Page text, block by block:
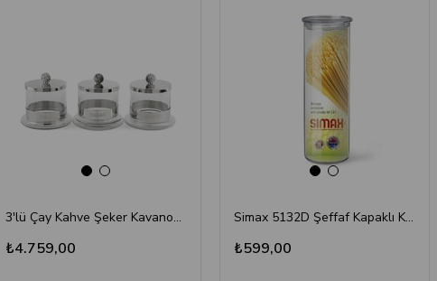
3'lü Çay Kahve Şeker Kavanoz Seti 14x14 cm - Metal Kapaklı Lüks Cam Erzak Kutusu
₺4.759,00
Simax 5132D Şeffaf Kapaklı Kavanoz 1,80 Lt
₺599,00